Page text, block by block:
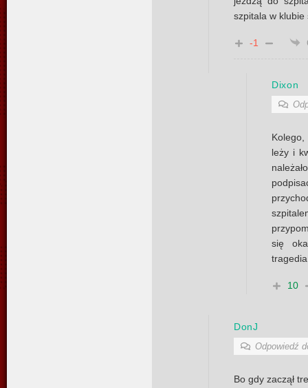
szpitala w
-1
Dixon
leży i
się
10
DonJ
Odpowiedź
Bo gdy zaczął